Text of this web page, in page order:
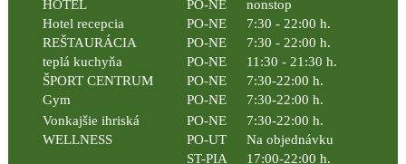
HOTEL PO-NE
nonstop
Hotel recepcia
PO-NE
7:30 - 22:00 h.
REŠTAURÁCIA
PO-NE
7:30 - 22:00 h.
teplá kuchyňa
PO-NE
11:30 - 21:30 h.
ŠPORT CENTRUM
PO-NE
7:30-22:00 h.
Gym
PO-NE
7:30-22:00 h.
Vonkajšie ihriská
PO-NE
7:30-22:00 h.
WELLNESS
PO-UT
Na objednávku
ST-PIA
17:00-22:00 h.